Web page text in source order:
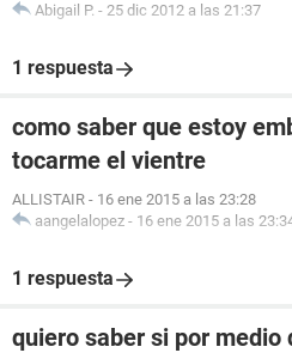
Abigail P. - 25 dic 2012 a las 21:37
1 respuesta
como saber que estoy
tocarme el vientre
ALLISTAIR - 16 ene 2015 a las 23:28
aangelalopez - 16 ene 2015 a las
1 respuesta
quiero saber si por medio